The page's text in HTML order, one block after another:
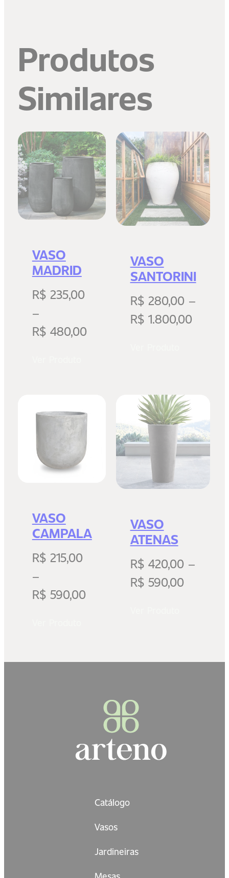
Produtos
Similares
VASO
MADRID
R$235,00
–
R$480,00
VASO
SANTORINI
R$280,00–
R$1.800,00
VASO
CAMPALA
R$215,00
–
R$590,00
VASO
ATENAS
R$420,00–
R$590,00
Catálogo
Vasos
Jardineiras